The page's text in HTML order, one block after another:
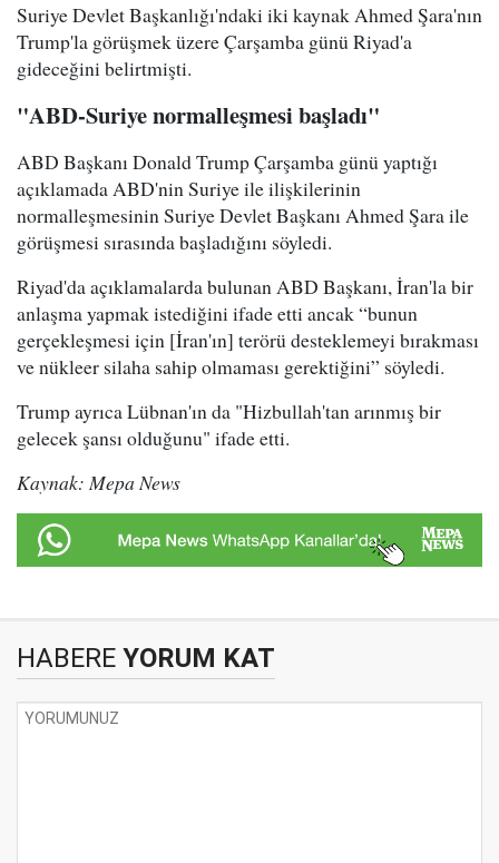
Suriye Devlet Başkanlığı'ndaki iki kaynak Ahmed Şara'nın
Trump'la görüşmek üzere Çarşamba günü Riyad'a
gideceğini belirtmişti.
"ABD-Suriye normalleşmesi başladı"
ABD Başkanı Donald Trump Çarşamba günü yaptığı
açıklamada ABD'nin Suriye ile ilişkilerinin
normalleşmesinin Suriye Devlet Başkanı Ahmed Şara ile
görüşmesi sırasında başladığını söyledi.
Riyad'da açıklamalarda bulunan ABD Başkanı, İran'la bir
anlaşma yapmak istediğini ifade etti ancak “bunun
gerçekleşmesi için [İran'ın] terörü desteklemeyi bırakması
ve nükleer silaha sahip olmaması gerektiğini” söyledi.
Trump ayrıca Lübnan'ın da "Hizbullah'tan arınmış bir
gelecek şansı olduğunu" ifade etti.
Kaynak: Mepa News
HABERE YORUM KAT